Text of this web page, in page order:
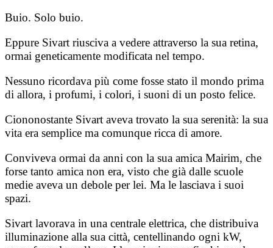
Buio. Solo buio.
Eppure Sivart riusciva a vedere attraverso la sua retina,
ormai geneticamente modificata nel tempo.
Nessuno ricordava più come fosse stato il mondo prima
di allora, i profumi, i colori, i suoni di un posto felice.
Ciononostante Sivart aveva trovato la sua serenità: la sua
vita era semplice ma comunque ricca di amore.
Conviveva ormai da anni con la sua amica Mairim, che
forse tanto amica non era, visto che già dalle scuole
medie aveva un debole per lei. Ma le lasciava i suoi
spazi.
Sivart lavorava in una centrale elettrica, che distribuiva
illuminazione alla sua città, centellinando ogni kW,